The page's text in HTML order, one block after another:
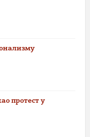
протест у